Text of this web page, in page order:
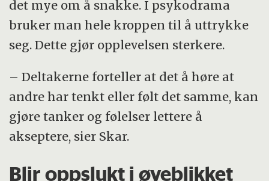
det mye om å snakke. I psykodrama
bruker man hele kroppen til å uttrykke
seg. Dette gjør opplevelsen sterkere.
– Deltakerne forteller at det å høre at
andre har tenkt eller følt det samme, kan
gjøre tanker og følelser lettere å
akseptere, sier Skar.
Blir oppslukt i øyeblikket